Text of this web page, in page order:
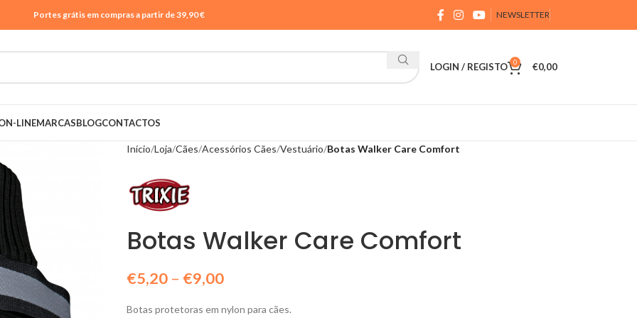
Portes grátis em compras a partir de 39,90 € NEWSLETTER
LOGIN / REGISTO 0 €0,00
LINEMARCASBLOGCONTACTOS
Início Loja Cães Acessórios Cães Vestuário Botas Walker Care Comfort
Botas Walker Care Comfort
€5,20– €9,00
Botas protetoras em nylon para cães.